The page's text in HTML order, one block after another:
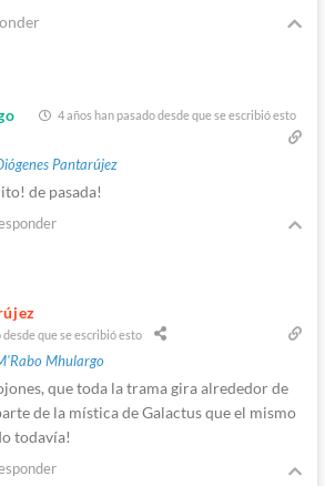
4 años han pasado desde que se escribió esto
Pantarújez
de pasada!
desde que se escribió esto
Mhulargo
que toda la trama gira alrededor de
de la mística de Galactus que el mismo
todavía!